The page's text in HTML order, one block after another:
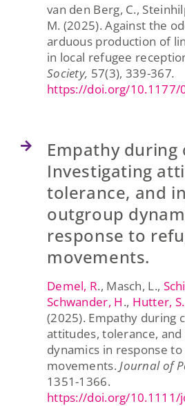
van den Berg, C.,
M. (2025). Against the
arduous production of
in local refugee
Society, 57(3), 339-367.
https://doi.org/10.1177/
Empathy during
Investigating
tolerance, and
outgroup
response to
movements.
Demel, R., Masch, L.,
Schwander, H., Hutter, S.
(2025). Empathy during
attitudes, tolerance,
dynamics in response
movements.Journal of
1351-1366.
https://doi.org/10.1111/